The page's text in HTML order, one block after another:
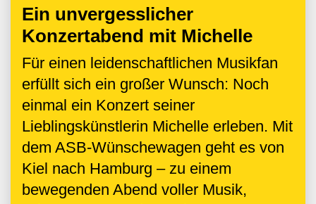
Ein unvergesslicher
Konzertabend mit Michelle
Für einen leidenschaftlichen Musikfan
erfüllt sich ein großer Wunsch: Noch
einmal ein Konzert seiner
Lieblingskünstlerin Michelle erleben. Mit
dem ASB-Wünschewagen geht es von
Kiel nach Hamburg – zu einem
bewegenden Abend voller Musik,